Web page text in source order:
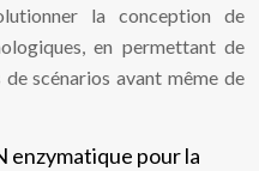
la conception de
en permettant de
scénarios avant même de
enzymatique pour la